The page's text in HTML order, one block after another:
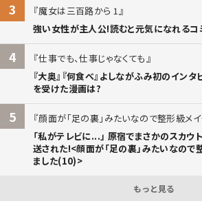
3
魔女は三百路から 1
強い女性が主人公!読むと元気になれるコ
4
仕事でも、仕事じゃなくても
『大奥』『何食べ』よしながふみ初のイン
を受けた漫画は?
5
顔面が「足の裏」みたいなので整形級メ
「私がテレビに...」 原宿でまさかのスカ
送された!<顔面が「足の裏」みたいなので
ました(10)>
もっと見る